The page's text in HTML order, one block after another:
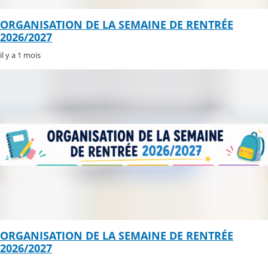
ORGANISATION DE LA SEMAINE DE RENTRÉE
2026/2027
il y a 1 mois
ORGANISATION DE LA SEMAINE DE RENTRÉE
2026/2027